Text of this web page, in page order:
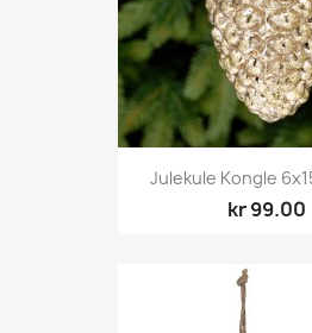
Julekule Kongle
kr 99.00